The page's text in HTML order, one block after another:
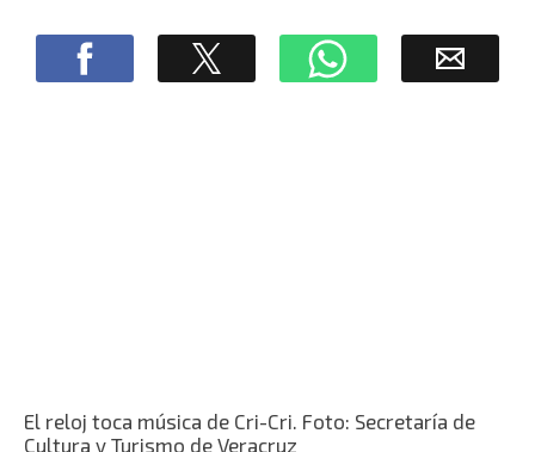
El reloj toca música de Cri-Cri. Foto: Secretaría de
Cultura y Turismo de Veracruz